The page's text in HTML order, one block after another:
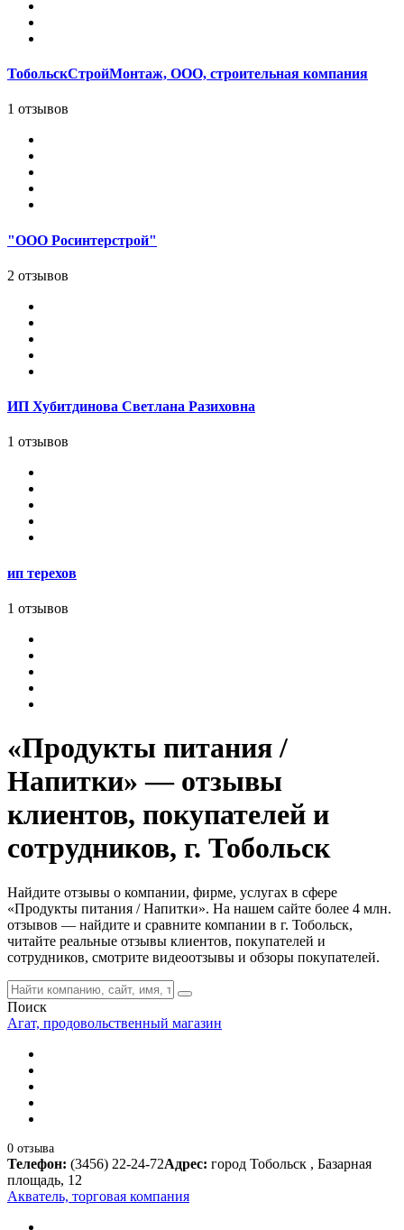
ТобольскСтройМонтаж, ООО, строительная компания
1 отзывов
"ООО Росинтерстрой"
2 отзывов
ИП Хубитдинова Светлана Разиховна
1 отзывов
ип терехов
1 отзывов
«Продукты питания /
Напитки» — отзывы
клиентов, покупателей и
сотрудников, г. Тобольск
Найдите отзывы о компании, фирме, услугах в сфере
«Продукты питания / Напитки». На нашем сайте более 4 млн.
отзывов — найдите и сравните компании в г. Тобольск,
читайте реальные отзывы клиентов, покупателей и
сотрудников, смотрите видеоотзывы и обзоры покупателей.
Поиск
Агат, продовольственный магазин
0 отзыва
Телефон: (3456) 22-24-72Адрес: город Тобольск , Базарная
площадь, 12
Акватель, торговая компания